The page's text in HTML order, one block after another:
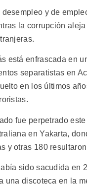
desempleo y de
la corrupción
está enfrascada en
separatistas en
en los últimos
fue perpetrado
en Yakarta,
y otras 180
sido sacudida en
una discoteca en la